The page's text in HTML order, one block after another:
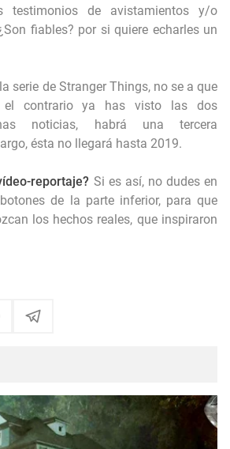
testimonios de avistamientos y/o
fiables? por si quiere echarles un
serie de Stranger Things, no se a que
contrario ya has visto las dos
noticias, habrá una tercera
ésta no llegará hasta 2019.
reportaje? Si es así, no dudes en
de la parte inferior, para que
los hechos reales, que inspiraron